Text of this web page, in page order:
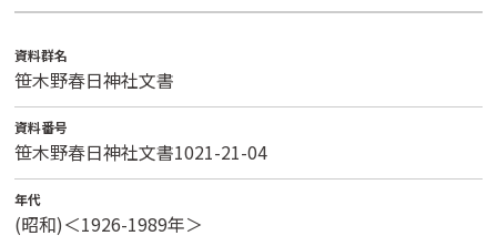
資料群名
笹木野春日神社文書
資料番号
笹木野春日神社文書1021-21-04
年代
(昭和)＜1926-1989年＞